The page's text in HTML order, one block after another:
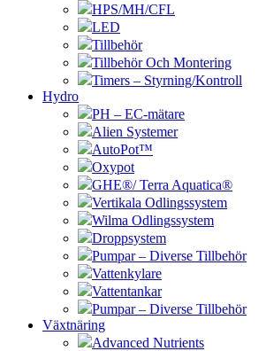
HPS/MH/CFL
LED
Tillbehör
Tillbehör Och Montering
Timers – Styrning/Kontroll
Hydro
PH – EC-mätare
Alien Systemer
AutoPot™
Oxypot
GHE®/ Terra Aquatica®
Vertikala Odlingssystem
Wilma Odlingssystem
Droppsystem
Pumpar – Diverse Tillbehör
Vattenkylare
Vattentankar
Pumpar – Diverse Tillbehör
Växtnäring
Advanced Nutrients